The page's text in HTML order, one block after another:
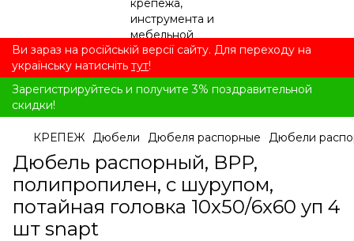
Ви зараз на російській версії сайту. Для переходу на
українську натисніть тут!
Зарегистрируйтесь и получите 3% поздравительной
скидки!
КРЕПЕЖ Дюбели Дюбеля распорные Дюбели
Дюбель распорный, BPP,
полипропилен, с шурупом,
потайная головка 10x50/6x60 уп 4
шт snapt